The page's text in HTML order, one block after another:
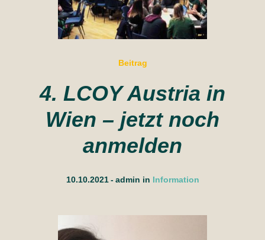
Beitrag
4. LCOY Austria in
Wien – jetzt noch
anmelden
10.10.2021 admin in Information